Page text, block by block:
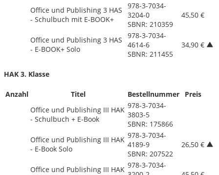
Office und Publishing 3 HAS
- Schulbuch mit E-BOOK+
978-3-7034-
3204-0
SBNR: 210359
45,50 €
Office und Publishing 3 HAS
- E-BOOK+ Solo
978-3-7034-
4614-6
SBNR: 211455
34,90 €
HAK 3. Klasse
Anzahl Titel Bestellnummer
Preis
Office und Publishing III HAK
- Schulbuch + E-Book
978-3-7034-
3803-5
SBNR: 175866
Office und Publishing III HAK
- E-Book Solo
978-3-7034-
4189-9
SBNR: 207522
26,50 €
Office und Publishing III HAK 978-3-7034-